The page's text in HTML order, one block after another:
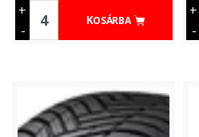
+
-
KOSÁRBA
+
-